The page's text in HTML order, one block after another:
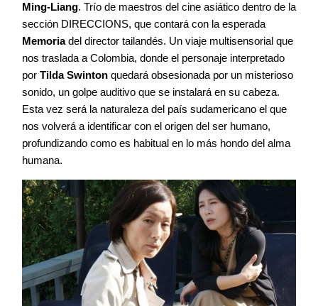
Ming-Liang. Trío de maestros del cine asiático dentro de la
sección DIRECCIONS, que contará con la esperada
Memoriadel director tailandés. Un viaje multisensorial que
nos traslada a Colombia, donde el personaje interpretado
por Tilda Swinton quedará obsesionada por un misterioso
sonido, un golpe auditivo que se instalará en su cabeza.
Esta vez será la naturaleza del país sudamericano el que
nos volverá a identificar con el origen del ser humano,
profundizando como es habitual en lo más hondo del alma
humana.